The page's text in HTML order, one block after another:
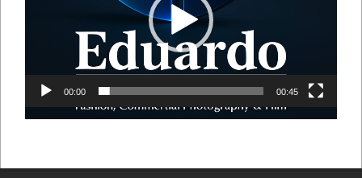
00:00 00:45